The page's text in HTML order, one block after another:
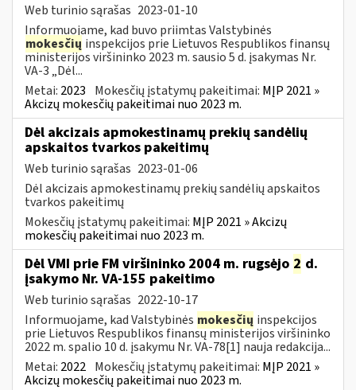
Web turinio sąrašas 2023-01-10
Informuojame, kad buvo priimtas Valstybinės
mokesčių inspekcijos prie Lietuvos Respublikos finansų
ministerijos viršininko 2023 m. sausio 5 d. įsakymas Nr.
VA-3 „Dėl...
Metai: 2023 Mokesčių įstatymų pakeitimai: MĮP 2021 »
Akcizų mokesčių pakeitimai nuo 2023 m.
Dėl akcizais apmokestinamų prekių sandėlių
apskaitos tvarkos pakeitimų
Web turinio sąrašas 2023-01-06
Dėl akcizais apmokestinamų prekių sandėlių apskaitos
tvarkos pakeitimų
Mokesčių įstatymų pakeitimai: MĮP 2021 » Akcizų
mokesčių pakeitimai nuo 2023 m.
Dėl VMI prie FM viršininko 2004 m. rugsėjo 2 d.
įsakymo Nr. VA-155 pakeitimo
Web turinio sąrašas 2022-10-17
Informuojame, kad Valstybinės mokesčių inspekcijos
prie Lietuvos Respublikos finansų ministerijos viršininko
2022 m. spalio 10 d. įsakymu Nr. VA-78[1] nauja redakcija...
Metai: 2022 Mokesčių įstatymų pakeitimai: MĮP 2021 »
Akcizų mokesčių pakeitimai nuo 2023 m.